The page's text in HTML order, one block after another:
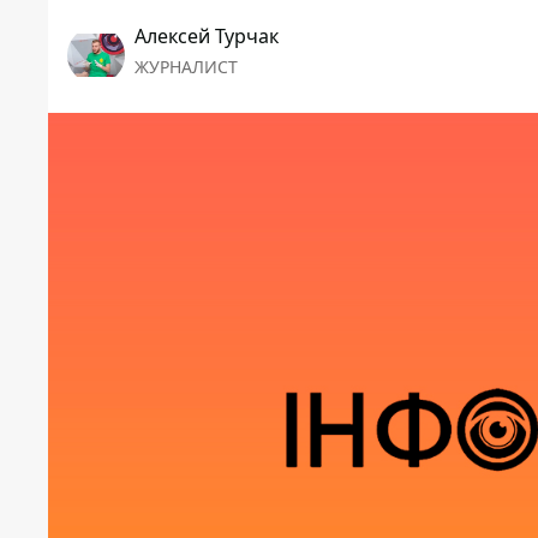
Алексей Турчак
ЖУРНАЛИСТ